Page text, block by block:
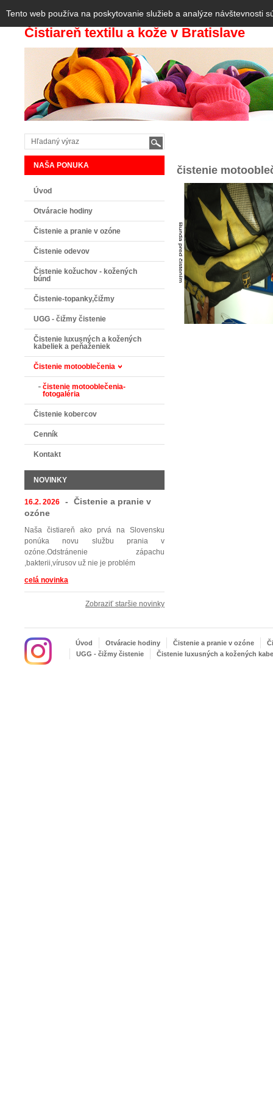
Čistiareň textilu a kože v Bratislave
NAŠA PONUKA
Úvod
Otváracie hodiny
Čistenie a pranie v ozóne
Čistenie odevov
Čistenie kožuchov - kožených
búnd
Čistenie-topanky,čižmy
UGG - čižmy čistenie
Čistenie luxusných a kožených
kabeliek a peňaženiek
Čistenie motooblečenia
čistenie motooblečenia-
fotogaléria
Čistenie kobercov
Cenník
Kontakt
NOVINKY
16.2. 2026 -
Čistenie a pranie v
ozóne
Naša čistiareň ako prvá na Slovensku
ponúka novu službu prania v
ozóne.Odstránenie zápachu
,bakterii,vírusov už nie je problém
celá novinka
Zobraziť staršie novinky
čistenie
Úvod Otváracie hodiny Čistenie a pranie v ozóne
UGG - čižmy čistenie
Čistenie luxusných a kožených
Tento web používa na poskytovanie služieb a analýze návštevnosti